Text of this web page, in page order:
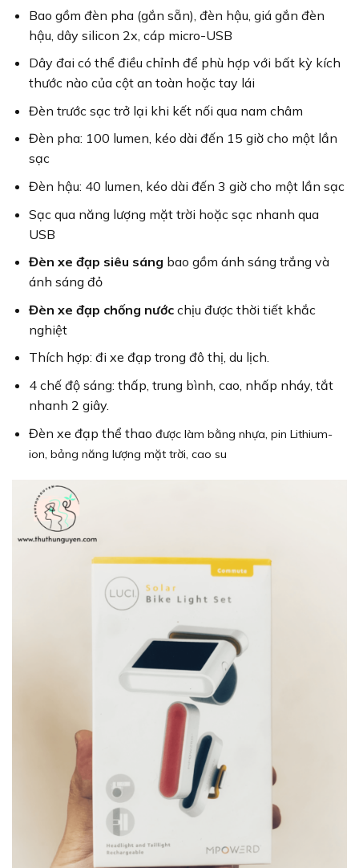
Bao gồm đèn pha (gắn sẵn), đèn hậu, giá gắn đèn
hậu, dây silicon 2x, cáp micro-USB
Dây đai có thể điều chỉnh để phù hợp với bất kỳ kích
thước nào của cột an toàn hoặc tay lái
Đèn trước sạc trở lại khi kết nối qua nam châm
Đèn pha: 100 lumen, kéo dài đến 15 giờ cho một lần
sạc
Đèn hậu: 40 lumen, kéo dài đến 3 giờ cho một lần sạc
Sạc qua năng lượng mặt trời hoặc sạc nhanh qua
USB
Đèn xe đạp siêu sáng bao gồm ánh sáng trắng và
ánh sáng đỏ
Đèn xe đạp chống nước chịu được thời tiết khắc
nghiệt
Thích hợp: đi xe đạp trong đô thị, du lịch.
4 chế độ sáng: thấp, trung bình, cao, nhấp nháy, tắt
nhanh 2 giây.
Đèn xe đạp thể thao được làm bằng nhựa, pin Lithium-
ion, bảng năng lượng mặt trời, cao su